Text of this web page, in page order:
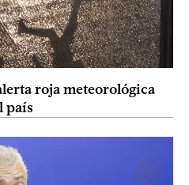
roja meteorológica
país